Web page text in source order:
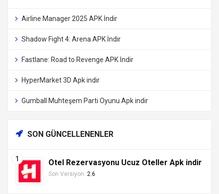
Airline Manager 2025 APK İndir
Shadow Fight 4: Arena APK İndir
Fastlane: Road to Revenge APK İndir
HyperMarket 3D Apk indir
Gumball Muhteşem Parti Oyunu Apk indir
SON GÜNCELLENENLER
Otel Rezervasyonu Ucuz Oteller Apk indir
Son Versiyon: 2.6